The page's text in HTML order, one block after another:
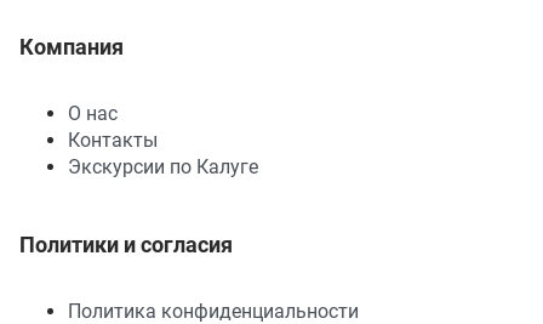
Компания
О нас
Контакты
Экскурсии по Калуге
Политики и согласия
Политика конфиденциальности